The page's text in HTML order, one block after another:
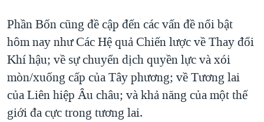
Phần Bốn cũng đề cập đến các vấn đề nổi bật
hôm nay như Các Hệ quả Chiến lược về Thay đổi
Khí hậu; về sự chuyển dịch quyền lực và xói
mòn/xuống cấp của Tây phương; về Tương lai
của Liên hiệp Âu châu; và khả năng của một thế
giới đa cực trong tương lai.